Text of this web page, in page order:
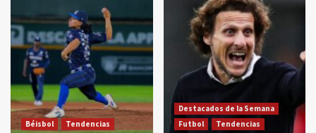
Béisbol Tendencias
Destacados de la Semana
Futbol
Tendencias